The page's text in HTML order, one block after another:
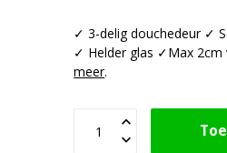
✓ 3-delig douchedeur ✓
✓ Helder glas ✓Max 2cm
meer.